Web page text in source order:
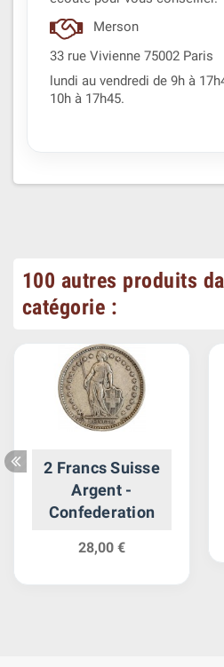
Merson
33 rue Vivienne 75002 Paris
lundi au vendredi de 9h à
10h à 17h45.
100 autres produits
catégorie :
2 Francs Suisse
Argent -
Confederation
28,00 €